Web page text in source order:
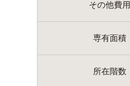
その他費用
専有面積
所在階数